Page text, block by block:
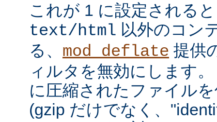
これが 1 に設定される
text/html 以外のコン
る、 mod_deflate 提供
ィルタを無効にします
に圧縮されたファイル
(gzip だけでなく、